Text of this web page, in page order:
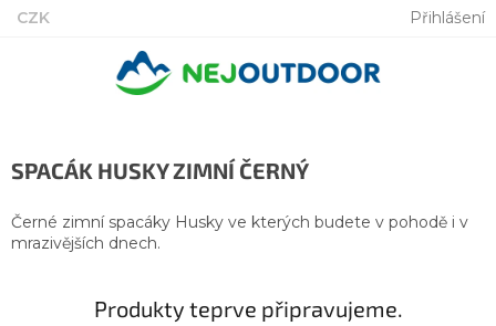
Přejít
CZK Přihlášení
SPACÁK HUSKY ZIMNÍ ČERNÝ
Černé zimní spacáky Husky ve kterých budete v pohodě i v
mrazivějších dnech.
Produkty teprve připravujeme.